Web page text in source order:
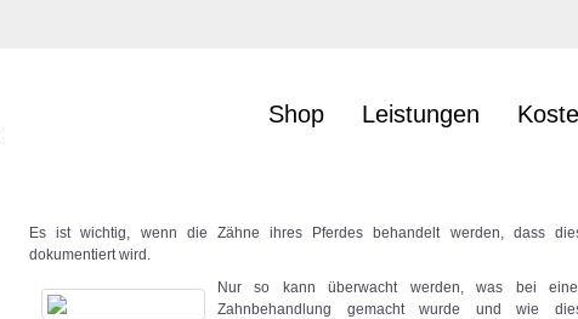
Shop Leistungen
Es ist wichtig, wenn die Zähne ihres Pferdes behandelt werden, dass
dokumentiert wird.
Nur so kann überwacht werden, was bei
Zahnbehandlung gemacht wurde und wie